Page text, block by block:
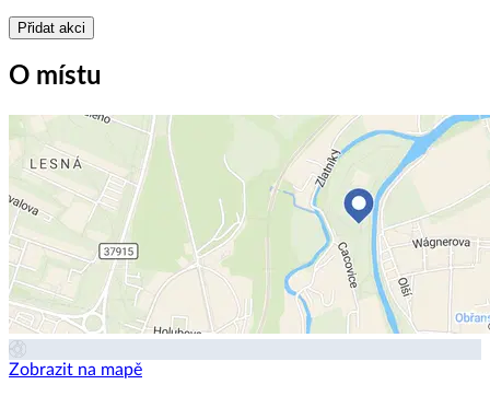
Přidat akci
O místu
Zobrazit na mapě